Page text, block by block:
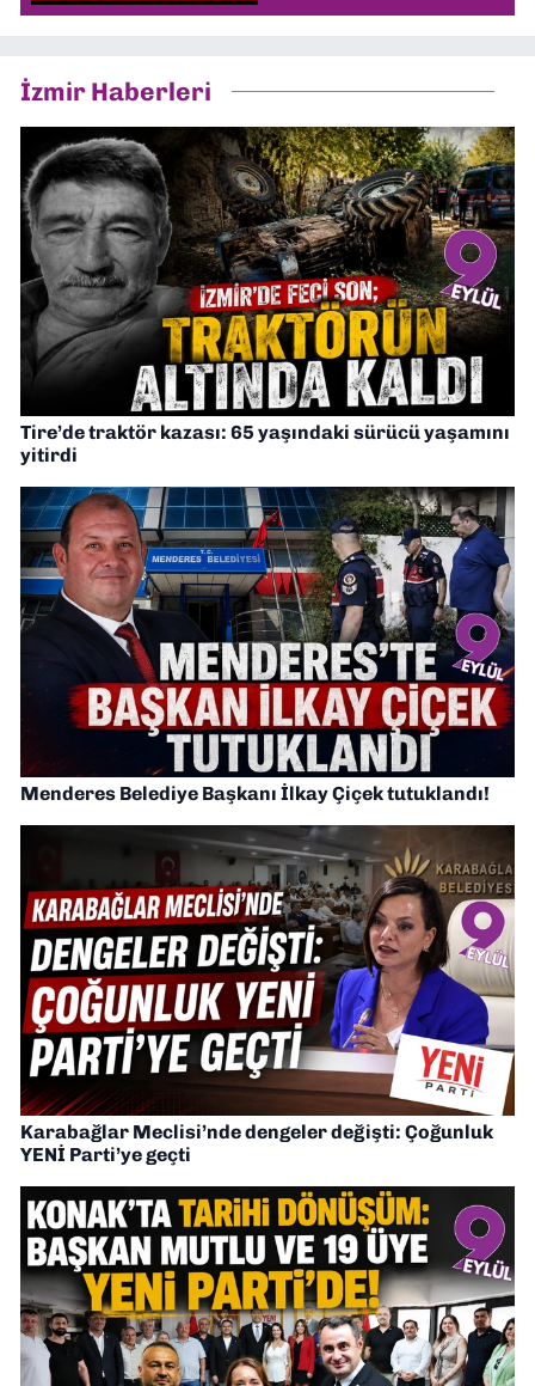
İzmir Haberleri
Tire’de traktör kazası: 65 yaşındaki sürücü yaşamını
yitirdi
Menderes Belediye Başkanı İlkay Çiçek tutuklandı!
Karabağlar Meclisi’nde dengeler değişti: Çoğunluk
YENİ Parti’ye geçti